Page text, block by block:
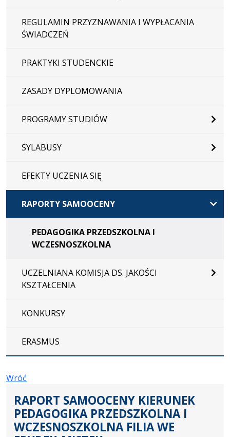
REGULAMIN PRZYZNAWANIA I WYPŁACANIA
ŚWIADCZEŃ
PRAKTYKI STUDENCKIE
ZASADY DYPLOMOWANIA
PROGRAMY STUDIÓW
SYLABUSY
EFEKTY UCZENIA SIĘ
RAPORTY SAMOOCENY
PEDAGOGIKA PRZEDSZKOLNA I
WCZESNOSZKOLNA
UCZELNIANA KOMISJA DS. JAKOŚCI
KSZTAŁCENIA
KONKURSY
ERASMUS
Wróć
RAPORT SAMOOCENY KIERUNEK
PEDAGOGIKA PRZEDSZKOLNA I
WCZESNOSZKOLNA FILIA WE